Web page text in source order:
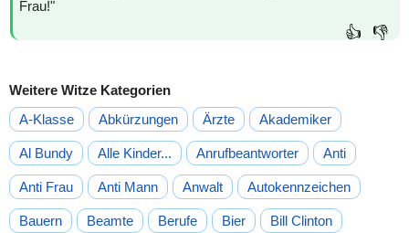
Frau!"
👍 👎
Weitere Witze Kategorien
A-Klasse
Abkürzungen Ärzte Akademiker
Al Bundy Alle Kinder... Anrufbeantworter Anti
Anti Frau Anti Mann Anwalt Autokennzeichen
Bauern Beamte Berufe Bier Bill Clinton